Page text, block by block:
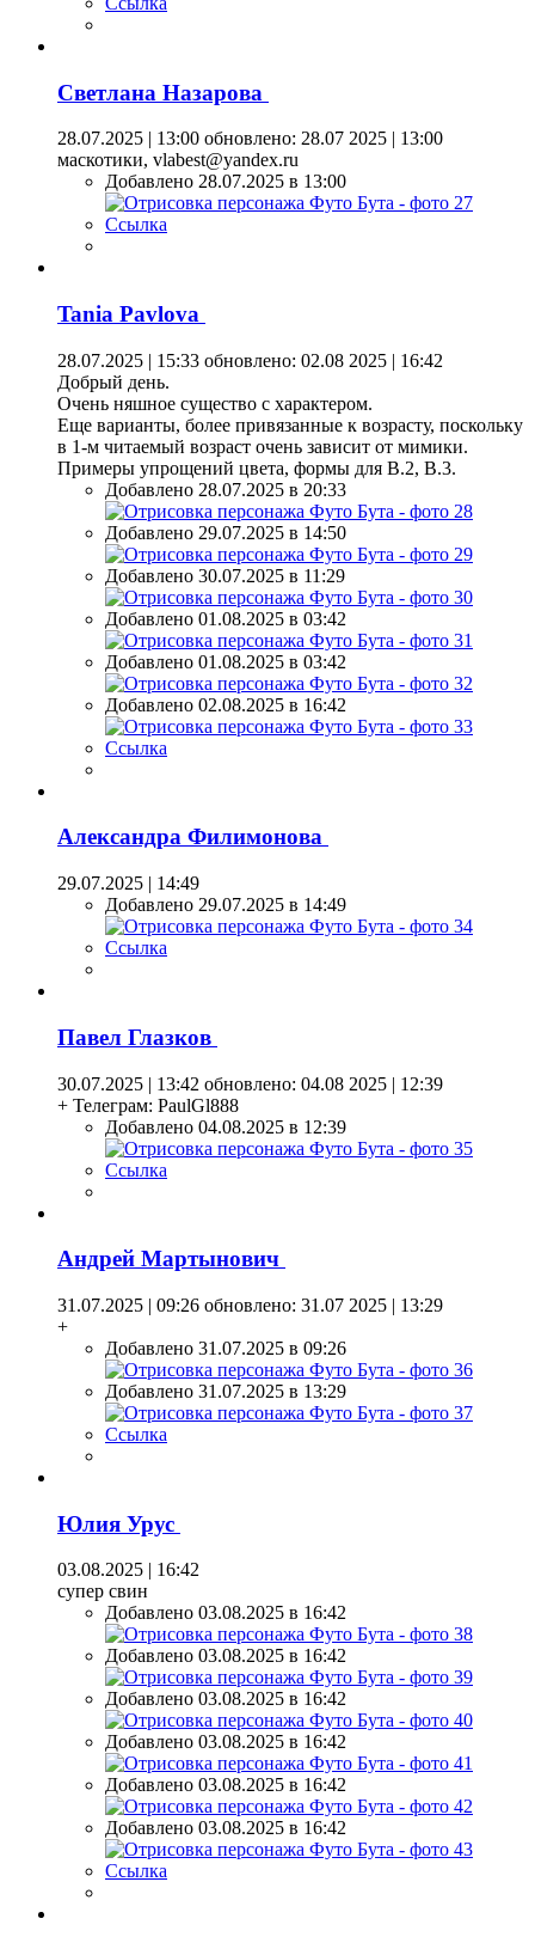
Светлана Назарова
28.07.2025 | 13:00 обновлено: 28.07 2025 | 13:00
маскотики, vlabest@yandex.ru
Добавлено 28.07.2025 в 13:00
Ссылка
Tania Pavlova
28.07.2025 | 15:33 обновлено: 02.08 2025 | 16:42
Добрый день.
Очень няшное существо с характером.
Еще варианты, более привязанные к возрасту, поскольку
в 1-м читаемый возраст очень зависит от мимики.
Примеры упрощений цвета, формы для В.2, В.3.
Добавлено 28.07.2025 в 20:33
Добавлено 29.07.2025 в 14:50
Добавлено 30.07.2025 в 11:29
Добавлено 01.08.2025 в 03:42
Добавлено 01.08.2025 в 03:42
Добавлено 02.08.2025 в 16:42
Ссылка
Александра Филимонова
29.07.2025 | 14:49
Добавлено 29.07.2025 в 14:49
Ссылка
Павел Глазков
30.07.2025 | 13:42 обновлено: 04.08 2025 | 12:39
+ Телеграм: PaulGl888
Добавлено 04.08.2025 в 12:39
Ссылка
Андрей Мартынович
31.07.2025 | 09:26 обновлено: 31.07 2025 | 13:29
+
Добавлено 31.07.2025 в 09:26
Добавлено 31.07.2025 в 13:29
Ссылка
Юлия Урус
03.08.2025 | 16:42
супер свин
Добавлено 03.08.2025 в 16:42
Добавлено 03.08.2025 в 16:42
Добавлено 03.08.2025 в 16:42
Добавлено 03.08.2025 в 16:42
Добавлено 03.08.2025 в 16:42
Добавлено 03.08.2025 в 16:42
Ссылка